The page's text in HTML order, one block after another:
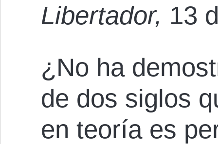
Libertador, 13
¿No ha
de dos siglos
en teoría es